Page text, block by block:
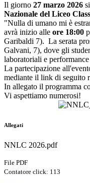
Il giorno 27 marzo 2026
Nazionale del Liceo
"Nulla di umano mi è
avrà inizio alle ore 18:00
Garibaldi 7). La serata
Galvani, 7), dove gli
laboratoriali e
La partecipazione
mediante il link di seguito
In allegato il programma
Vi aspettiamo numerosi!
Allegati
NNLC 2026.pdf
File PDF
Contatore click: 113